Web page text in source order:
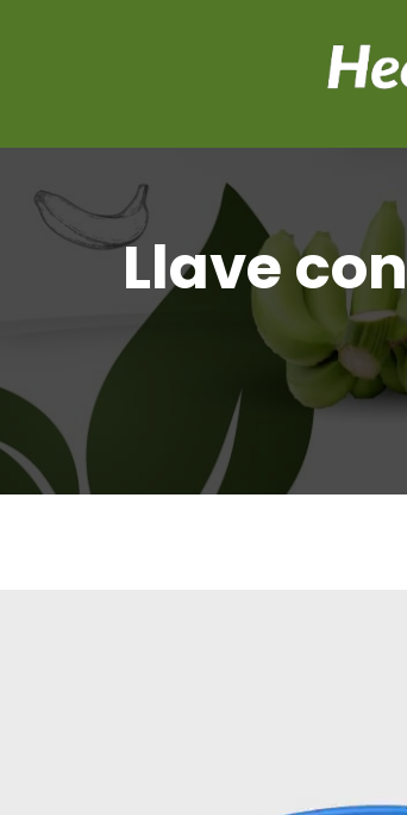
Llave